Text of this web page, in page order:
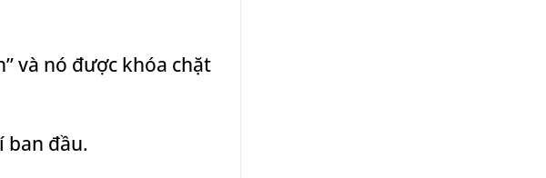
và nó được khóa chặt
ban đầu.